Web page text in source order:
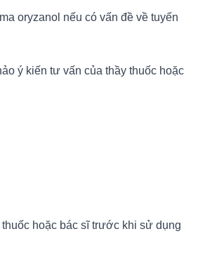
oryzanol nếu có vấn đề về tuyến
ý kiến tư vấn của thầy thuốc hoặc
hoặc bác sĩ trước khi sử dụng